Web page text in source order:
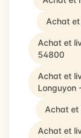
Achat
Achat et
54800
Achat et
Longuyon
Achat et
Achat et